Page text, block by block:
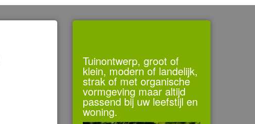
Tuinontwerp, groot of
klein, modern of landelijk,
strak of met organische
vormgeving maar altijd
passend bij uw leefstijl en
woning.